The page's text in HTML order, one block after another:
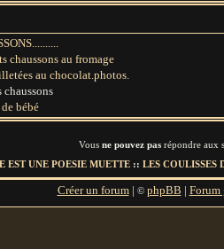
chaussons au fromage
au chocolat.photos.
chaussons
bébé
Vous ne pouvez pas répondre aux
EST UNE POESIE MUETTE :: LES COULISSES
Créer un forum| © phpBB | Forum